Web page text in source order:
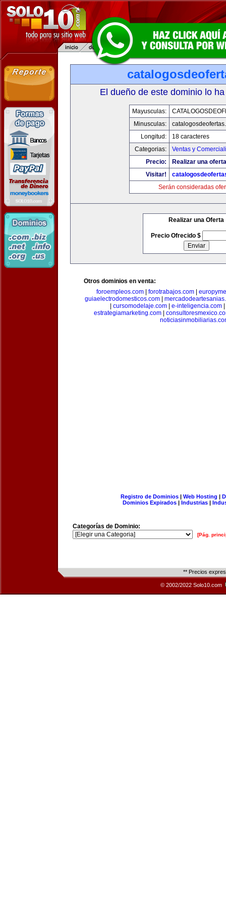
El dueño de este dominio lo
Mayusculas:
Minusculas:
Longitud:
18 caracteres
Categorias:
Ventas y
Precio:
Realizar una
Visitar!
Serán consideradas
Realizar una Oferta
Precio Ofrecido $
Otros dominios en venta:
foroempleos.com
forotrabajos.com
guiaelectrodomesticos.com
cursomodelaje.com| e-inteligencia.com|
estrategiamarketing.com|
Registro de Dominios| Web Hosting |
Dominios Expirados | Industrias |
Categorías de Dominio:
[Pág.
** Precios
© 2002/2022 Solo10.com